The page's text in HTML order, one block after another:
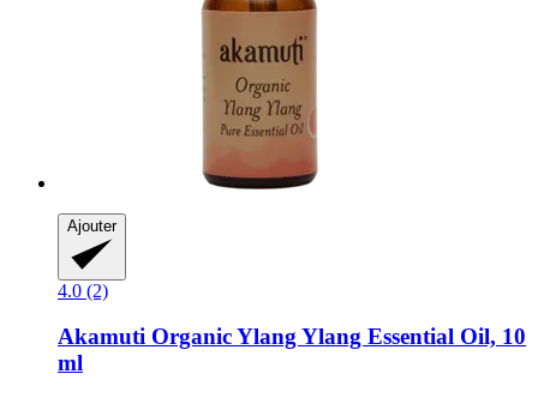
Ajouter
4.0 (2)
Akamuti Organic Ylang Ylang Essential Oil, 10
ml